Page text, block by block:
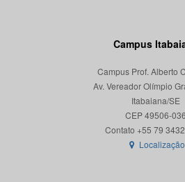
Campus
Campus Prof. Alberto
Av. Vereador Olímpio
Itabaiana/SE
CEP 49506-036
Localização